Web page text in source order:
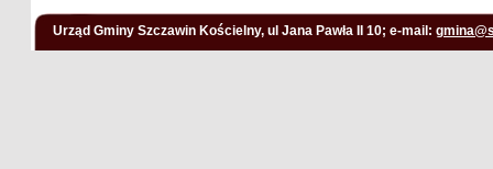
Urząd Gminy Szczawin Kościelny, ul Jana Pawła II 10; e-mail: